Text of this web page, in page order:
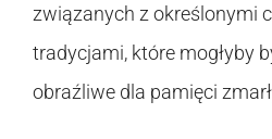
związanych z określonymi
tradycjami, które mogłyby
obraźliwe dla pamięci